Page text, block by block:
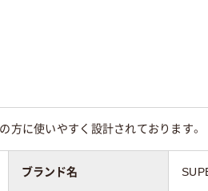
方に使いやすく設計されております。
ブランド名